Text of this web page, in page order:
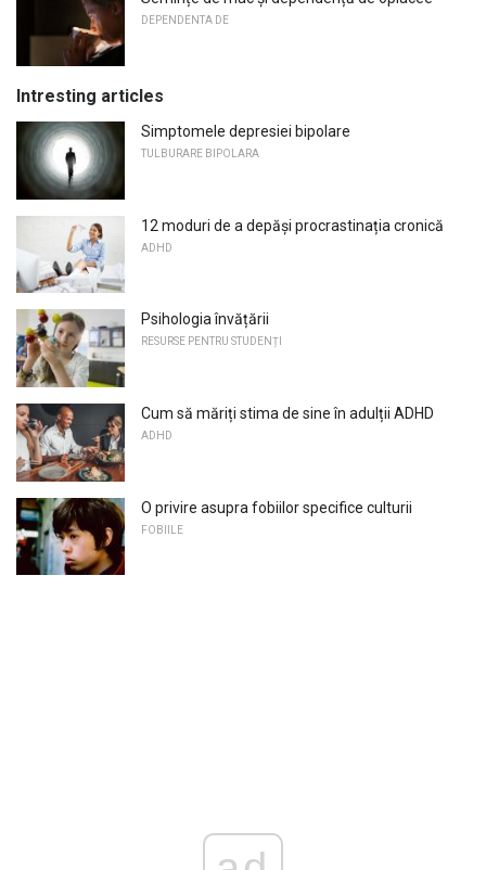
DEPENDENTA DE
Intresting articles
Simptomele depresiei bipolare
TULBURARE BIPOLARA
12 moduri de a depăși procrastinația cronică
ADHD
Psihologia învățării
RESURSE PENTRU STUDENȚI
Cum să măriți stima de sine în adulții ADHD
ADHD
O privire asupra fobiilor specifice culturii
FOBIILE